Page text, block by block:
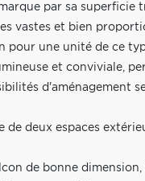
par sa superficie
vastes et bien
pour une unité de ce
et conviviale,
d'aménagement
de deux espaces
de bonne